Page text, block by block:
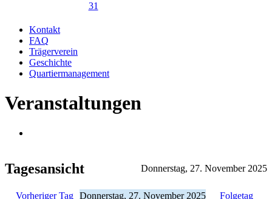
31
Kontakt
FAQ
Trägerverein
Geschichte
Quartiermanagement
Veranstaltungen
Tagesansicht Donnerstag, 27. November 2025
Vorheriger Tag Donnerstag, 27. November 2025 Folgetag